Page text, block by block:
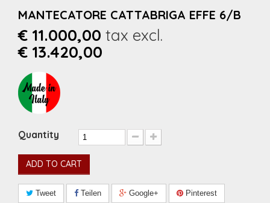
MANTECATORE CATTABRIGA EFFE 6/B
€ 11.000,00 tax excl.
€ 13.420,00
Quantity
ADD TO CART
Tweet Teilen Google+ Pinterest